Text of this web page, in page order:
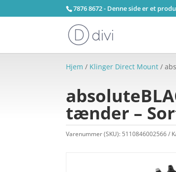
7876 8672 - Denne side er et
Hjem / Klinger Direct Mount /
tænder –
Varenummer (SKU): 5110846002566